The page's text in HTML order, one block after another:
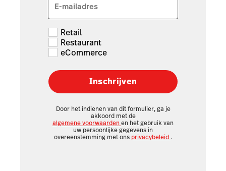
E-mailadres
Retail
Restaurant
eCommerce
Inschrijven
Door het indienen van dit formulier, ga je
akkoord met de
algemene voorwaardenen het gebruik van
uw persoonlijke gegevens in
overeenstemming met ons privacybeleid .